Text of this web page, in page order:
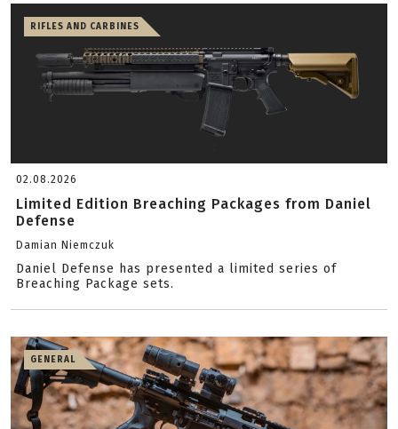
RIFLES AND CARBINES
02.08.2026
Limited Edition Breaching Packages from Daniel
Defense
Damian Niemczuk
Daniel Defense has presented a limited series of
Breaching Package sets.
GENERAL